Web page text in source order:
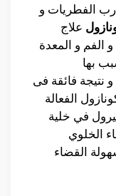
الفطريات و
علاج
الفم و المعدة
بها
نتيجة فائقة فى
الفعالة
في خلية
الخلوي
القضاء